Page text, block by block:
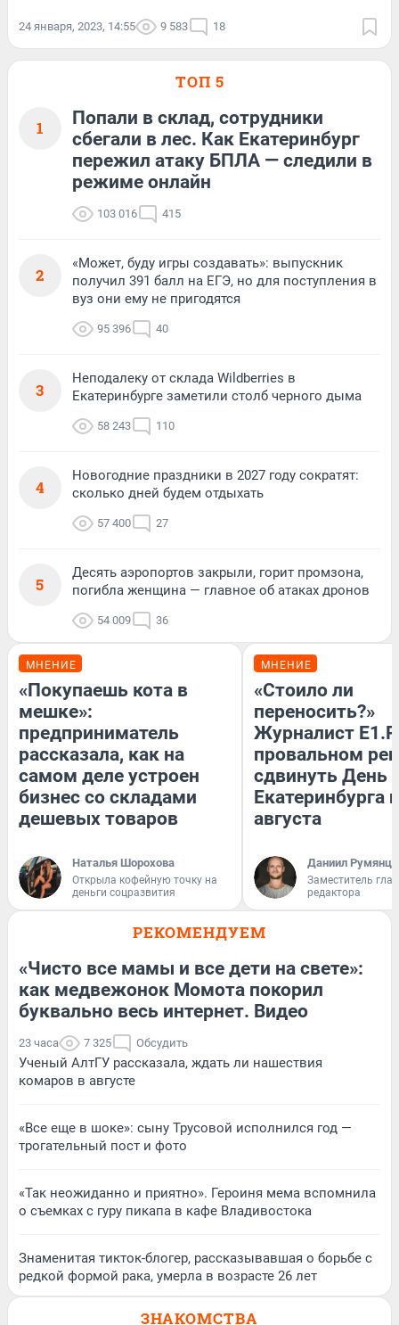
24 января, 2023, 14:55 9 583 18
ТОП 5
1
Попали в склад, сотрудники
сбегали в лес. Как Екатеринбург
пережил атаку БПЛА — следили в
режиме онлайн
103 016 415
2
«Может, буду игры создавать»: выпускник
получил 391 балл на ЕГЭ, но для поступления в
вуз они ему не пригодятся
95 396 40
3
Неподалеку от склада Wildberries в
Екатеринбурге заметили столб черного дыма
58 243 110
4
Новогодние праздники в 2027 году сократят:
сколько дней будем отдыхать
57 400 27
5
Десять аэропортов закрыли, горит промзона,
погибла женщина — главное об атаках дронов
54 009 36
МНЕНИЕ
«Покупаешь кота в
мешке»:
предприниматель
рассказала, как на
самом деле устроен
бизнес со складами
дешевых товаров
Наталья Шорохова
Открыла кофейную точку на
деньги соцразвития
МНЕНИЕ
«Стоило ли
переносить?»
Журналист
провальном
сдвинуть День
Екатеринбурга
августа
Даниил
Заместитель
редактора
РЕКОМЕНДУЕМ
«Чисто все мамы и все дети на свете»:
как медвежонок Момота покорил
буквально весь интернет. Видео
23 часа 7 325 Обсудить
Ученый АлтГУ рассказала, ждать ли нашествия
комаров в августе
«Все еще в шоке»: сыну Трусовой исполнился год —
трогательный пост и фото
«Так неожиданно и приятно». Героиня мема вспомнила
о съемках с гуру пикапа в кафе Владивостока
Знаменитая тикток-блогер, рассказывавшая о борьбе с
редкой формой рака, умерла в возрасте 26 лет
ЗНАКОМСТВА